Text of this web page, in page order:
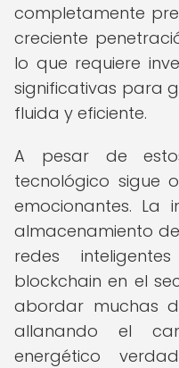
completamente
creciente
lo que requiere
significativas para
fluida y eficiente.
A pesar de
tecnológico sigue
emocionantes. La
almacenamiento
redes
blockchain en el
abordar muchas
allanando el
energético